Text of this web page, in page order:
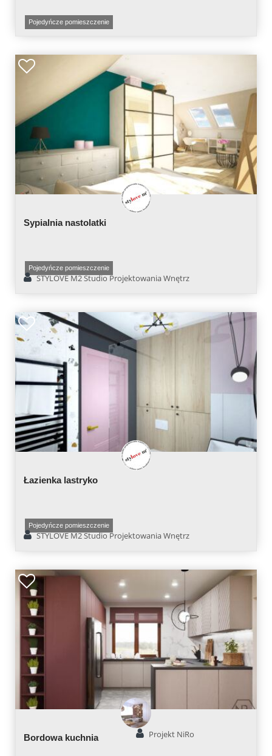
Pojedyńcze pomieszczenie
Sypialnia nastolatki
Pojedyńcze pomieszczenie
STYLOVE M2 Studio Projektowania Wnętrz
Łazienka lastryko
Pojedyńcze pomieszczenie
STYLOVE M2 Studio Projektowania Wnętrz
Bordowa kuchnia Projekt NiRo